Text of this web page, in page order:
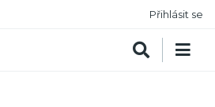
Přihlásit se